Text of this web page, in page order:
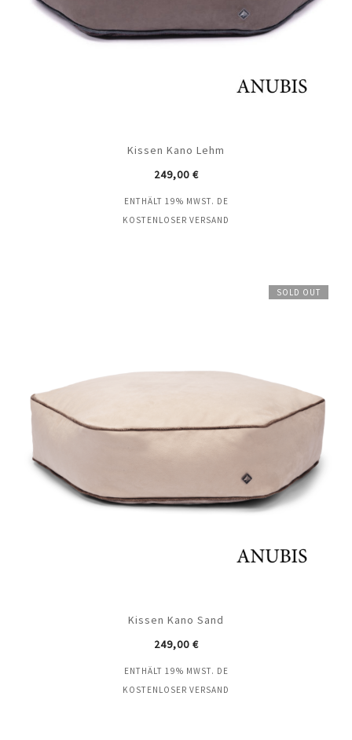
Kissen Kano Lehm
249,00 €
ENTHÄLT 19% MWST. DE
KOSTENLOSER VERSAND
SOLD OUT
Kissen Kano Sand
249,00 €
ENTHÄLT 19% MWST. DE
KOSTENLOSER VERSAND